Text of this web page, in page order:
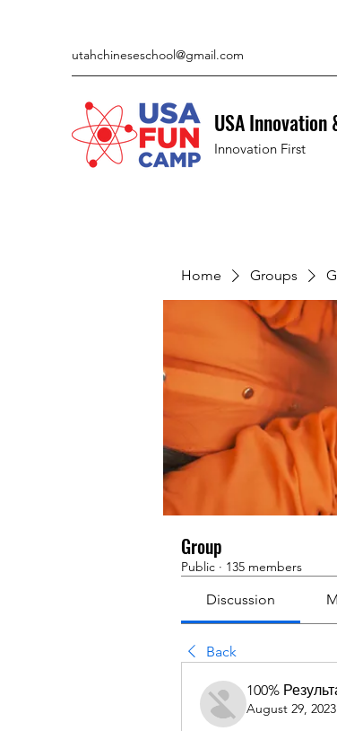
utahchineseschool@gmail.com
USA Innovation
Innovation First
Home Groups
Group
Public · 135 members
Discussion
Back
100%
August 29, 2023